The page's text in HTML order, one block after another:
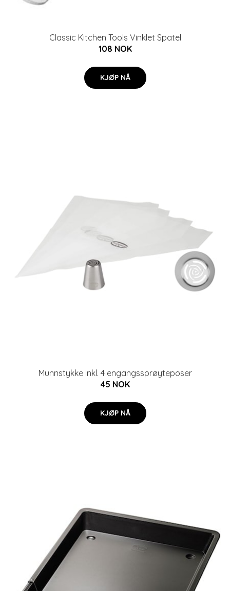
Classic Kitchen Tools Vinklet Spatel
108 NOK
KJØP NÅ
Munnstykke inkl. 4 engangssprøyteposer
45 NOK
KJØP NÅ